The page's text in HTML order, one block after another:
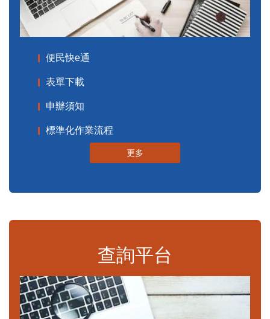
便民快e通
表單下載
申辦須知
標準化作業流程
更多
查詢平台